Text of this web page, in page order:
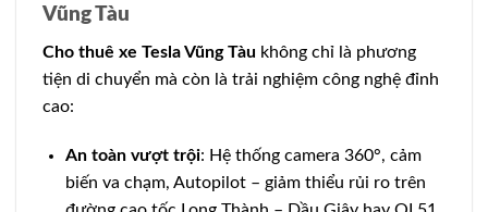
Vũng Tàu
Cho thuê xe Tesla Vũng Tàu không chỉ là phương
tiện di chuyển mà còn là trải nghiệm công nghệ đỉnh
cao:
An toàn vượt trội: Hệ thống camera 360°, cảm
biến va chạm, Autopilot – giảm thiểu rủi ro trên